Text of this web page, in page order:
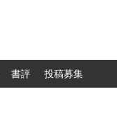
書評 投稿募集